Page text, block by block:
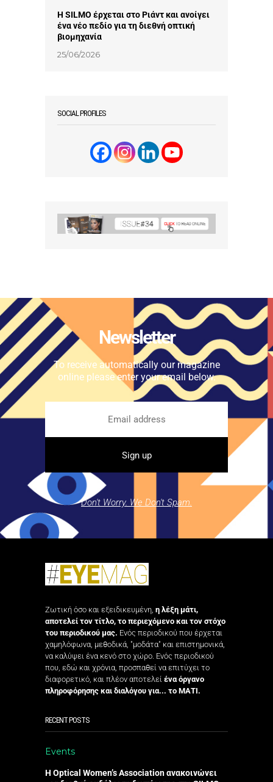
Η SILMO έρχεται στο Ριάντ και ανοίγει
ένα νέο πεδίο για τη διεθνή οπτική
βιομηχανία
25/06/2026
SOCIAL PROFILES
Newsletter
To receive automatically our magazine
online please enter your email below.
Don't Worry. We Don't Spam.
Ζωτική όσο και εξειδικευμένη, η λέξη μάτι,
αποτελεί τον τίτλο, το περιεχόμενο και τον στόχο
του περιοδικού μας. Ενός περιοδικού που έρχεται
χαμηλόφωνα, μεθοδικά, "μοδάτα" και επιστημονικά,
να καλύψει ένα κενό στο χώρο. Ενός περιοδικού
που, εδώ και χρόνια, προσπαθεί να επιτύχει το
διαφορετικό, και πλέον αποτελεί ένα όργανο
πληροφόρησης και διαλόγου για... το ΜΑΤΙ.
RECENT POSTS
Events
Η Optical Women’s Association ανακοινώνει